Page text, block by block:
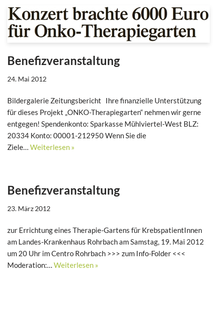
Benefizveranstaltung
24. Mai 2012
Bildergalerie Zeitungsbericht Ihre finanzielle Unterstützung
für dieses Projekt „ONKO-Therapiegarten“ nehmen wir gerne
entgegen! Spendenkonto: Sparkasse Mühlviertel-West BLZ:
20334 Konto: 00001-212950 Wenn Sie die
Ziele… Weiterlesen »
Benefizveranstaltung
23. März 2012
zur Errichtung eines Therapie-Gartens für KrebspatientInnen
am Landes-Krankenhaus Rohrbach am Samstag, 19. Mai 2012
um 20 Uhr im Centro Rohrbach >>> zum Info-Folder <<<
Moderation:… Weiterlesen »